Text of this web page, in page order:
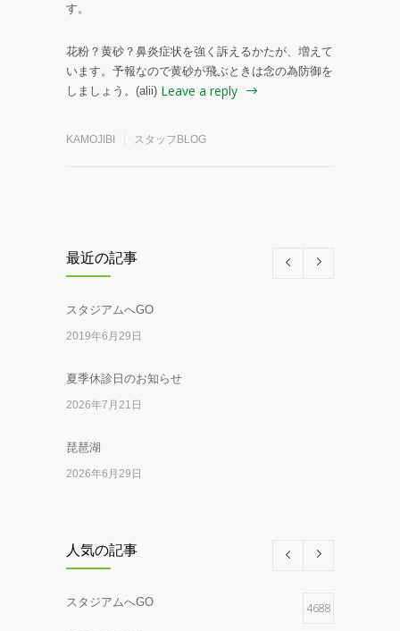
す。
花粉？黄砂？鼻炎症状を強く訴えるかたが、増えて
います。予報なので黄砂が飛ぶときは念の為防御を
しましょう。(alii) Leave a reply
KAMOJIBI スタッフBLOG
最近の記事
スタジアムへGO
2019年6月29日
夏季休診日のお知らせ
2026年7月21日
琵琶湖
2026年6月29日
2026年5月29日
2026年2月28日
人気の記事
スタジアムへGO 4688